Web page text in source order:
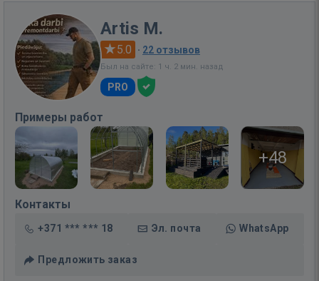
Artis M.
5.0 · 22 отзывов
Был на сайте: 1 ч. 2 мин. назад
PRO
Примеры работ
+48
Контакты
+371 *** *** 18 Эл. почта WhatsApp
Предложить заказ